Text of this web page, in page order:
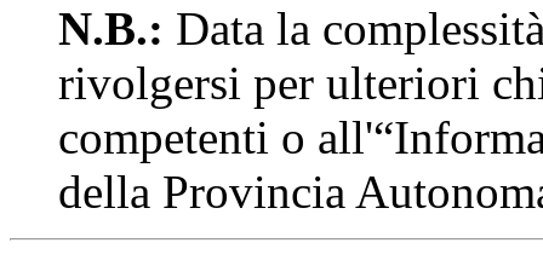
N.B.: Data la
rivolgersi per ulteriori
competenti o
della Provincia